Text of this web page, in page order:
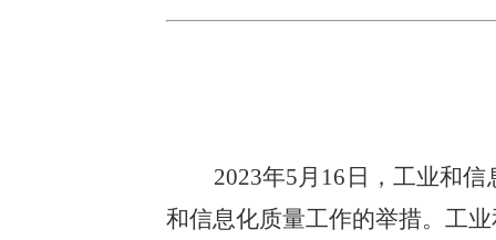
2023年5月16日，工业和
和信息化质量工作的举措。工